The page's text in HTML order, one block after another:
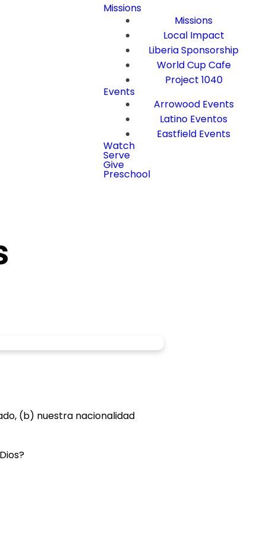
Missions
Missions
Local Impact
Liberia Sponsorship
World Cup Cafe
Project 1040
Events
Arrowood Events
Latino Eventos
Eastfield Events
Watch
Serve
Give
Preschool
(b) nuestra nacionalidad